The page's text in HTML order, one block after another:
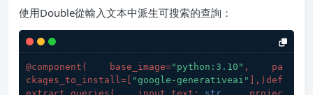
使用Double從輸入文本中派生可搜索的查詢：
@component(
    base_image=
"python:3.10" ,    pa
ckages_to_install=[
"google-generativeai" ], )def